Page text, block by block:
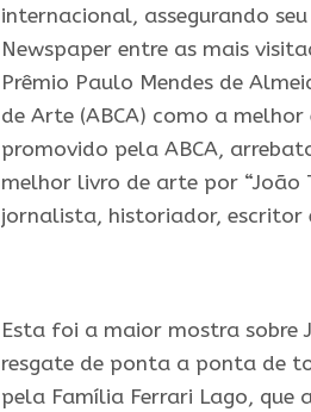
internacional, assegurando
Newspaper entre as mais
Prêmio Paulo Mendes de
de Arte (ABCA) como a
promovido pela ABCA,
melhor livro de arte por “João
jornalista, historiador, escritor
Esta foi a maior mostra sobre
resgate de ponta a ponta de
pela Família Ferrari Lago, que